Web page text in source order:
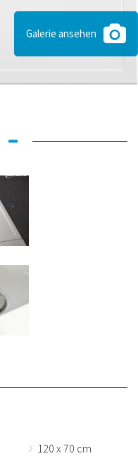
Galerie ansehen
120 x 70 cm